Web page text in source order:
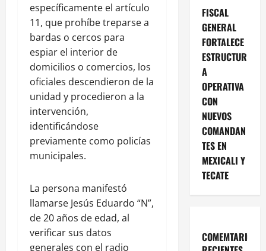
específicamente el artículo
11, que prohíbe treparse a
bardas o cercos para
espiar el interior de
domicilios o comercios, los
oficiales descendieron de la
unidad y procedieron a la
intervención,
identificándose
previamente como policías
municipales.
La persona manifestó
llamarse Jesús Eduardo “N”,
de 20 años de edad, al
verificar sus datos
generales con el radio
FISCAL
GENERAL
FORTALECE
ESTRUCTUR
A
OPERATIVA
CON
NUEVOS
COMANDAN
TES EN
MEXICALI Y
TECATE
COMEMTARIOS